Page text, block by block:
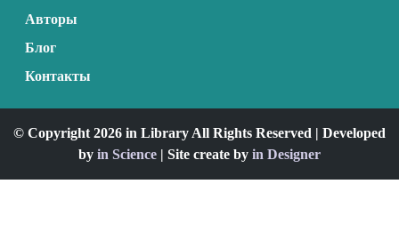
Авторы
Блог
Контакты
© Copyright 2026 in Library All Rights Reserved | Developed
by in Science | Site create by in Designer